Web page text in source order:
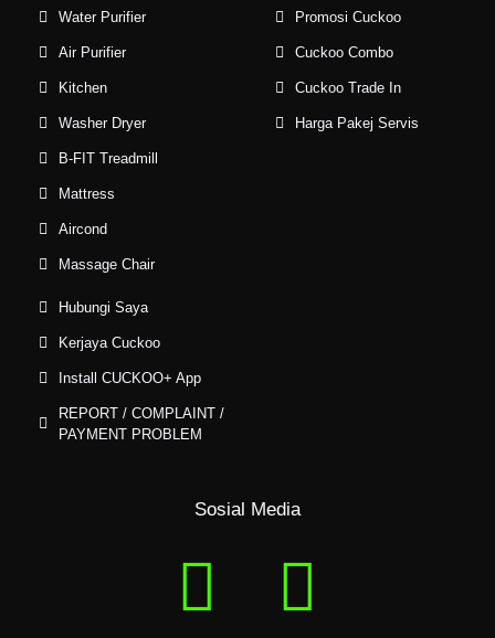
Water Purifier
Air Purifier
Kitchen
Washer Dryer
B-FIT Treadmill
Mattress
Aircond
Massage Chair
Promosi Cuckoo
Cuckoo Combo
Cuckoo Trade In
Harga Pakej Servis
Hubungi Saya
Kerjaya Cuckoo
Install CUCKOO+ App
REPORT / COMPLAINT /
PAYMENT PROBLEM
Sosial Media